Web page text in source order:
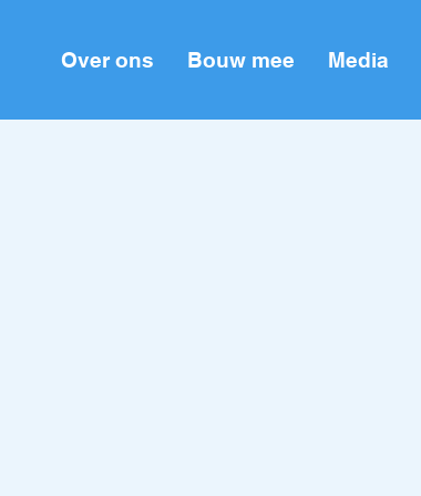
Over ons Bouw mee Media